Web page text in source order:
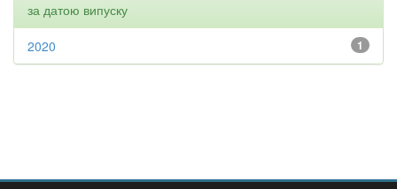
за датою випуску
1
2020